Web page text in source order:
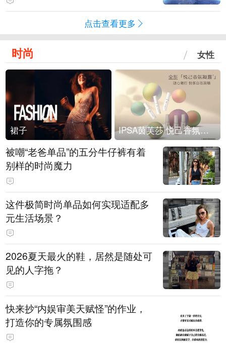
点击查看更多
时尚 女性
裙子 IPSA茵芙莎 悦己香氛凝露上市
被嘲“老爸单品”的五分牛仔裤有着
别样的时尚魔力
这件极简时尚单品如何实现适配多
元生活场景？
2026夏天最火的鞋，居然是随处可
见的人字拖？
快来抄“内娱审美天赋怪”的作业，
打造你的专属氛围感